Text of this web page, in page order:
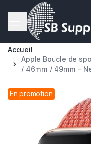
Allez au contenu
Accueil
Apple Boucle de
/ 46mm / 49mm -
En promotion